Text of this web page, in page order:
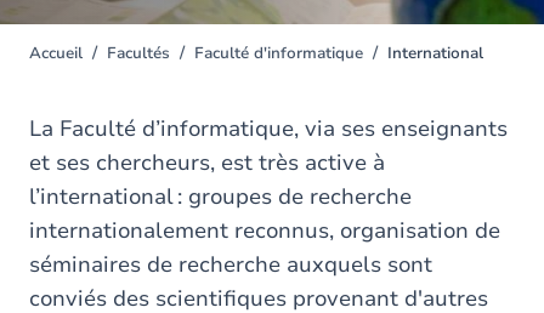
You
here
Accueil Facultés Faculté d'informatique International
La Faculté d’informatique, via ses enseignants
et ses chercheurs, est très active à
l’international : groupes de recherche
internationalement reconnus, organisation de
séminaires de recherche auxquels sont
conviés des scientifiques provenant d'autres